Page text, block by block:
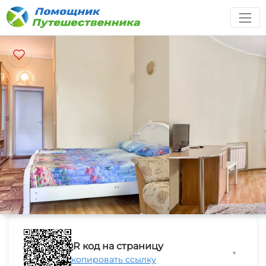
QR код на страницу
Скопировать ссылку
▼